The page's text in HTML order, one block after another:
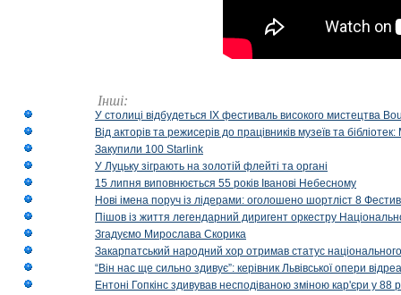
Інші:
У столиці відбудеться IX фестиваль високого мистецтва
Від акторів та режисерів до працівників музеїв та
Закупили 100 Starlink
У Луцьку зіграють на золотій флейті та органі
15 липня виповнюється 55 років Іванові Небесному
Нові імена поруч із лідерами: оголошено шортліст 8
Пішов із життя легендарний диригент оркестру
Згадуємо Мирослава Скорика
Закарпатський народний хор отримав статус національного
“Він нас ще сильно здивує”: керівник Львівської опери
Ентоні Гопкінс здивував несподіваною зміною кар'єри у 88